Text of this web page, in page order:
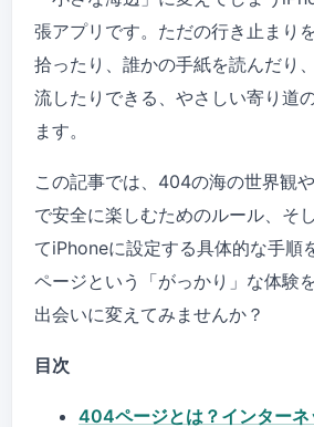
張アプリです。ただの行き止まり
拾ったり、誰かの手紙を読んだり
流したりできる、やさしい寄り道
ます。
この記事では、404の海の世界観
で安全に楽しむためのルール、そ
てiPhoneに設定する具体的な手順
ページという「がっかり」な体験
出会いに変えてみませんか？
目次
404ページとは？インターネ